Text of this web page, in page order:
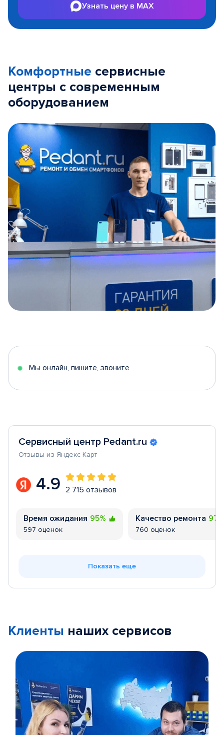
Узнать цену в MAX
Комфортные сервисные
центры с современным
оборудованием
5
Мы онлайн, пишите, звоните
Сервисный центр Pedant.ru
Отзывы из Яндекс Карт
4.9 2 715 отзывов
Время ожидания 95%
597 оценок
Качество ремонта
760 оценок
Показать еще
Клиенты наших сервисов